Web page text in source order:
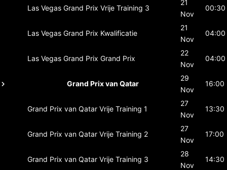
Las Vegas Grand Prix Vrije Training 3
21
Nov
00:30
Las Vegas Grand Prix Kwalificatie
21
Nov
04:00
Las Vegas Grand Prix Grand Prix
22
Nov
04:00
Grand Prix van Qatar
29
Nov
16:00
Grand Prix van Qatar Vrije Training 1
27
Nov
13:30
Grand Prix van Qatar Vrije Training 2
27
Nov
17:00
Grand Prix van Qatar Vrije Training 3
28
Nov
14:30